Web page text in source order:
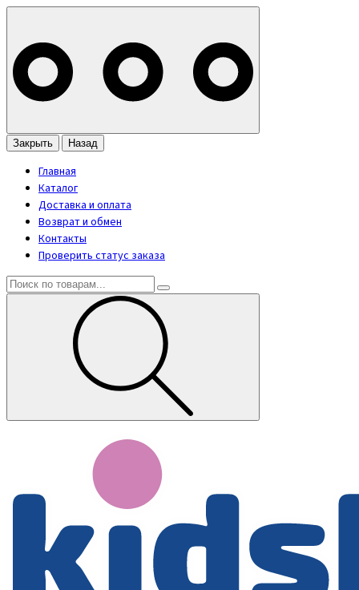
Закрыть Назад
Главная
Каталог
Доставка и оплата
Возврат и обмен
Контакты
Проверить статус заказа